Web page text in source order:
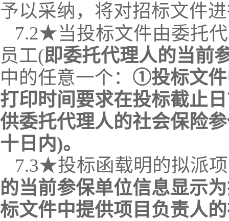
予以采纳，将对招标文件
7.2★当投标文件由委托
员工(即委托代理人的当前
中的任意一个： ①投标文件
打印时间要求在投标截止
供委托代理人的社会保险
十日内)。
7.3★投标函载明的拟派
的当前参保单位信息显示
标文件中提供项目负责人